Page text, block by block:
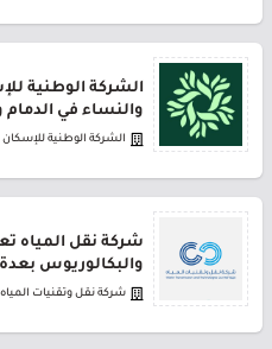
الشركة الوطنية
والنساء في الدمام
الشركة الوطنية للإسكان
شركة نقل المياه
والبكالوريوس
شركة نقل وتقنيات المياه